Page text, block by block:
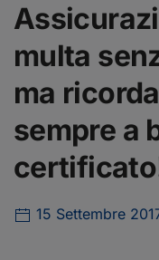
multa
ma
sempre a
15 Settembre